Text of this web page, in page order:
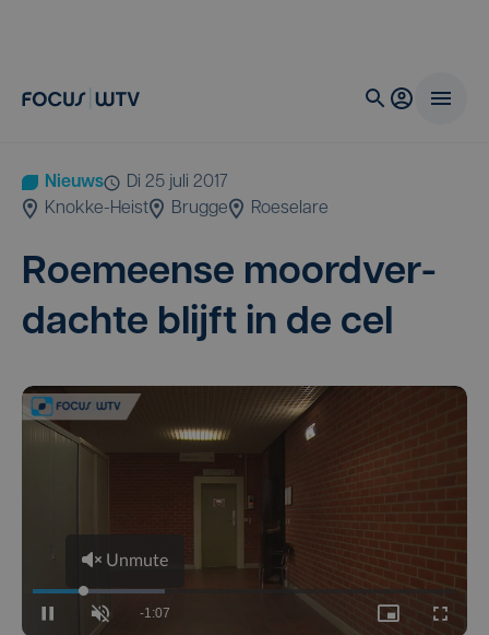
Nieuws
di 25 juli 2017
Knokke-Heist
Brugge Roeselare
Roe­meen­se moord­ver­
dach­te blijft in de cel